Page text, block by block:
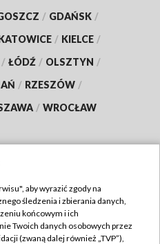
/ GDAŃSK /
/ KIELCE /
/ ŁÓDŹ / OLSZTYN /
/ RZESZÓW /
/ WROCŁAW
TVP
aby wyrazić zgody na
śledzenia i zbierania danych,
końcowym i ich
Twoich danych osobowych przez
(zwaną dalej również „TVP”),